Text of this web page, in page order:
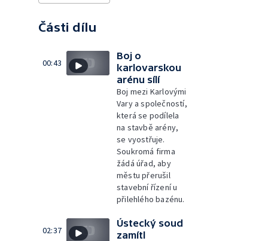
Části dílu
00:43
Boj o
karlovarskou
arénu sílí
Boj mezi Karlovými
Vary a společností,
která se podílela
na stavbě arény,
se vyostřuje.
Soukromá firma
žádá úřad, aby
městu přerušil
stavební řízení u
přilehlého bazénu.
02:37
Ústecký soud
zamítl